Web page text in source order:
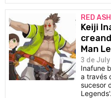
RED ASH
Keiji
Man
3 de July
Inafune
a través
sucesor
Legends'.